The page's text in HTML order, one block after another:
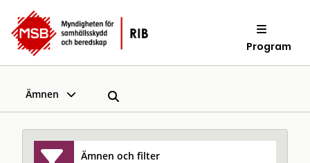
Program
Ämnen
Ämnen och filter